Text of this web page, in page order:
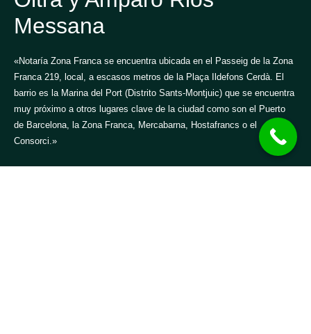
Messana
«Notaría Zona Franca se encuentra ubicada en el Passeig de la Zona
Franca 219, local, a escasos metros de la Plaça Ildefons Cerdà. El
barrio es la Marina del Port (Distrito Sants-Montjuic) que se encuentra
muy próximo a otros lugares clave de la ciudad como son el Puerto
de Barcelona, la Zona Franca, Mercabarna, Hostafrancs o el
Consorci.»